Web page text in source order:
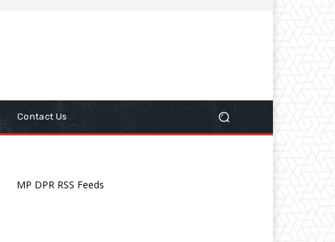
Contact Us
MP DPR RSS Feeds